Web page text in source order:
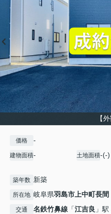
【
価格 -
建物面積- 土地面積-(-)
築年数 新築
所在地 岐阜県羽島市上中町長間
交通 名鉄竹鼻線 「江吉良 」